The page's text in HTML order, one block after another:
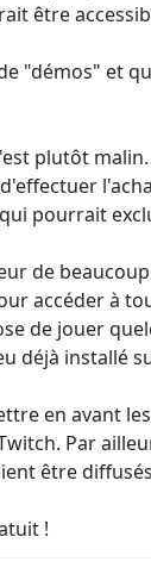
être
"démos" et
plutôt
pourrait
de
accéder à
de jouer
déjà installé
en avant
Par
être
!